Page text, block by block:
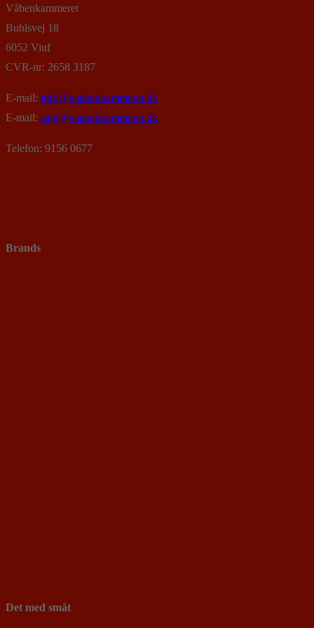
Våbenkammeret
Buhlsvej 18
6052 Viuf
CVR-nr: 2658 3187
E-mail: info@vaabenkammeret.dk
E-mail: salg@vaabenkammeret.dk
Telefon: 9156 0677
Brands
Det med småt